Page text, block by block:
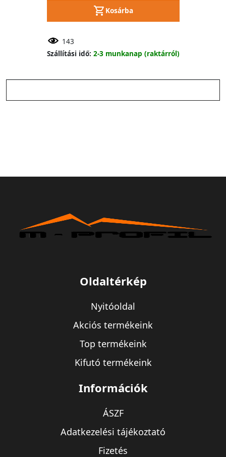
Kosárba
143
Szállítási idő: 2-3 munkanap (raktárról)
Oldaltérkép
Nyitóoldal
Akciós termékeink
Top termékeink
Kifutó termékeink
Információk
ÁSZF
Adatkezelési tájékoztató
Fizetés